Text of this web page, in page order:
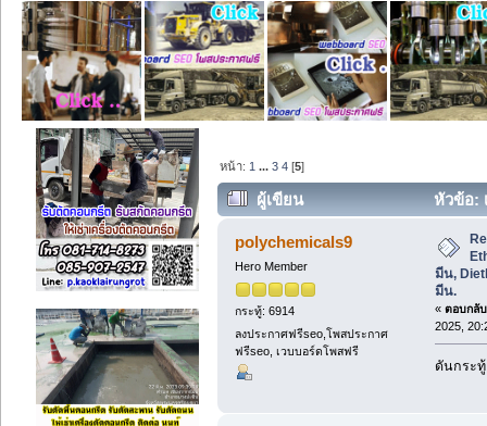
หน้า: 1 ...3 4 [5]
ผู้เขียน
หัวข้อ:
Diethanolamine, ไตรเอทานอลเอมี
polychemicals9
Hero Member
กระทู้: 6914
ลงประกาศฟรีseo,โพสประกาศ
ฟรีseo, เวบบอร์ดโพสฟรี
มีน,
มีน.
« ตอบกลั
2025,
ดันกระทู้